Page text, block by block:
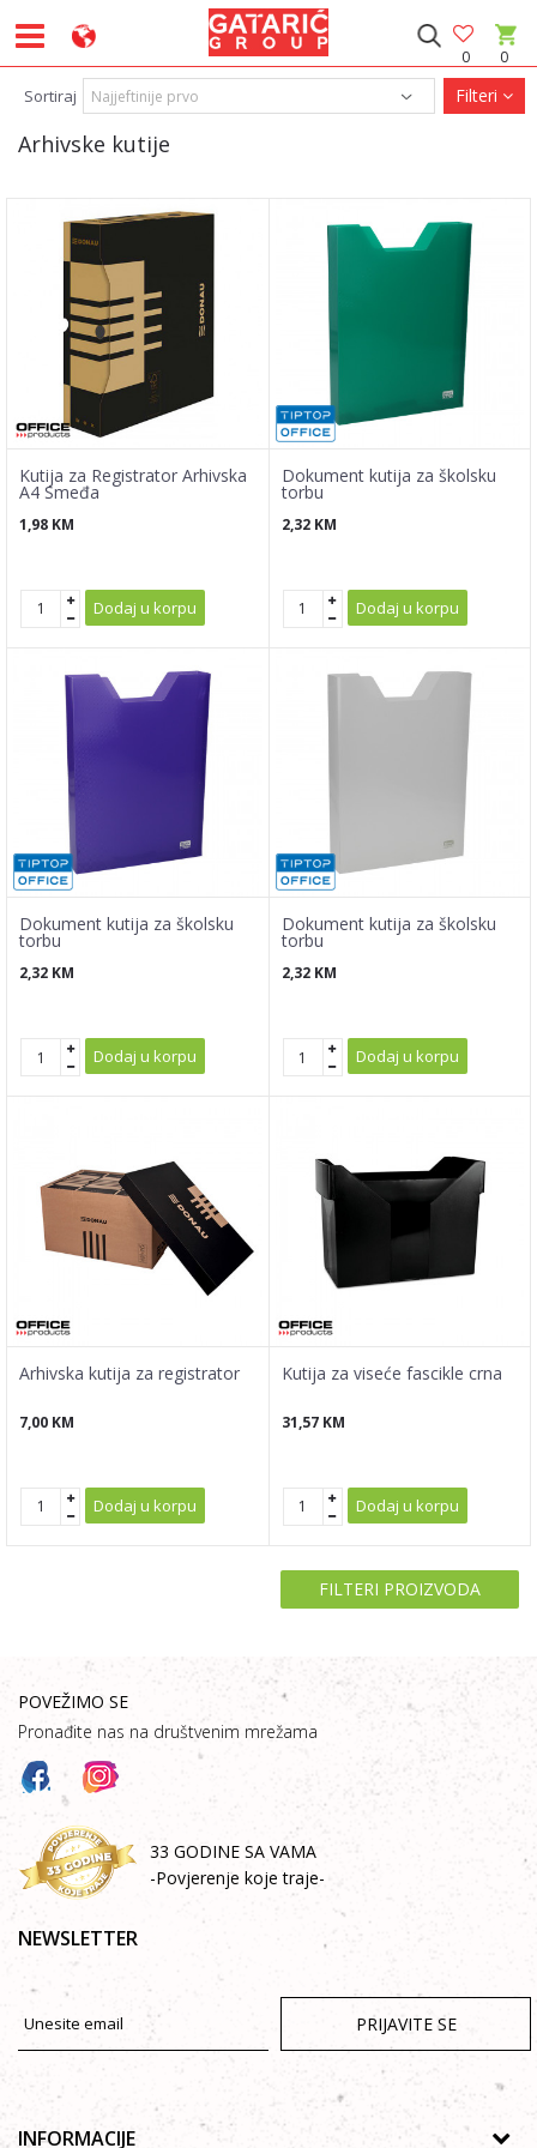
0
0
Arhivske kutije
Sortiraj Filteri
Kutija za Registrator Arhivska
A4 Smeđa
1,98 KM
Dodaj u korpu
Dokument kutija za školsku
torbu
2,32 KM
Dodaj u korpu
Dokument kutija za školsku
torbu
2,32 KM
Dodaj u korpu
Dokument kutija za školsku
torbu
2,32 KM
Dodaj u korpu
Arhivska kutija za registrator
7,00 KM
Dodaj u korpu
Kutija za viseće fascikle crna
31,57 KM
Dodaj u korpu
FILTERI PROIZVODA
POVEŽIMO SE
Pronađite nas na društvenim mrežama
33 GODINE SA VAMA
-Povjerenje koje traje-
NEWSLETTER
PRIJAVITE SE
INFORMACIJE